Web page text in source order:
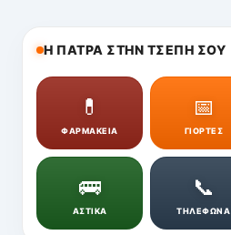
Η ΠΑΤΡΑ ΣΤΗΝ ΤΣΕΠΗ ΣΟΥ
💊
ΦΑΡΜΑΚΕΙΑ
📅
ΓΙΟΡΤΕΣ
🚌
ΑΣΤΙΚΑ
📞
ΤΗΛΕΦΩΝΑ